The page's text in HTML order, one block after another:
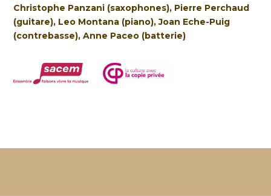
Christophe Panzani (saxophones), Pierre Perchaud
(guitare), Leo Montana (piano), Joan Eche-Puig
(contrebasse), Anne Paceo (batterie)